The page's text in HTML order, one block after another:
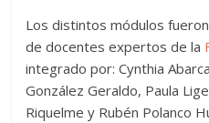
Los distintos módulos
de docentes expertos de la
integrado por: Cynthia
González Geraldo, Paula
Riquelme y Rubén Polanco